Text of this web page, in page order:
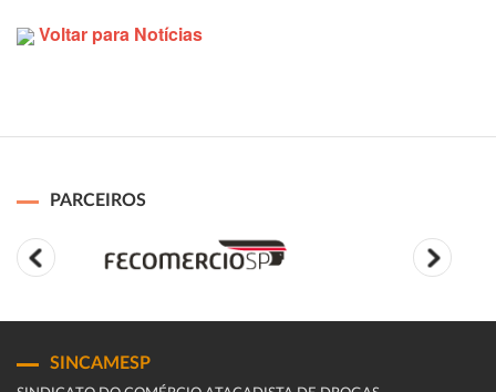
Voltar para Notícias
PARCEIROS
SINCAMESP